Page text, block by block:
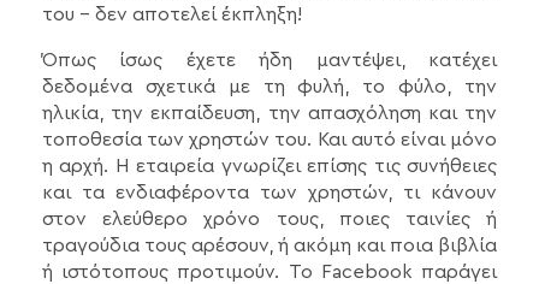
του - δεν αποτελεί έκπληξη!
Όπως ίσως έχετε ήδη μαντέψει, κατέχει
δεδομένα σχετικά με τη φυλή, το φύλο, την
ηλικία, την εκπαίδευση, την απασχόληση και την
τοποθεσία των χρηστών του. Και αυτό είναι μόνο
η αρχή. Η εταιρεία γνωρίζει επίσης τις συνήθειες
και τα ενδιαφέροντα των χρηστών, τι κάνουν
στον ελεύθερο χρόνο τους, ποιες ταινίες ή
τραγούδια τους αρέσουν, ή ακόμη και ποια βιβλία
ή ιστότοπους προτιμούν. Το Facebook παράγει